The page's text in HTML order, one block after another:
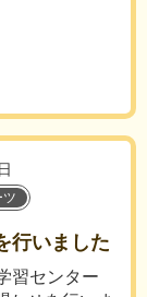
行いました
習センター